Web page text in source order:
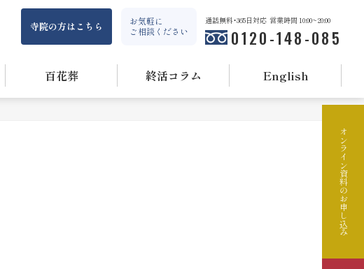
寺院の方はこちら
お気軽に
ご相談ください
通話無料・365日対応 営業時間 10:00~20:00
0120-148-085
百花葬 終活コラム English
オンライン資料のお申し込み